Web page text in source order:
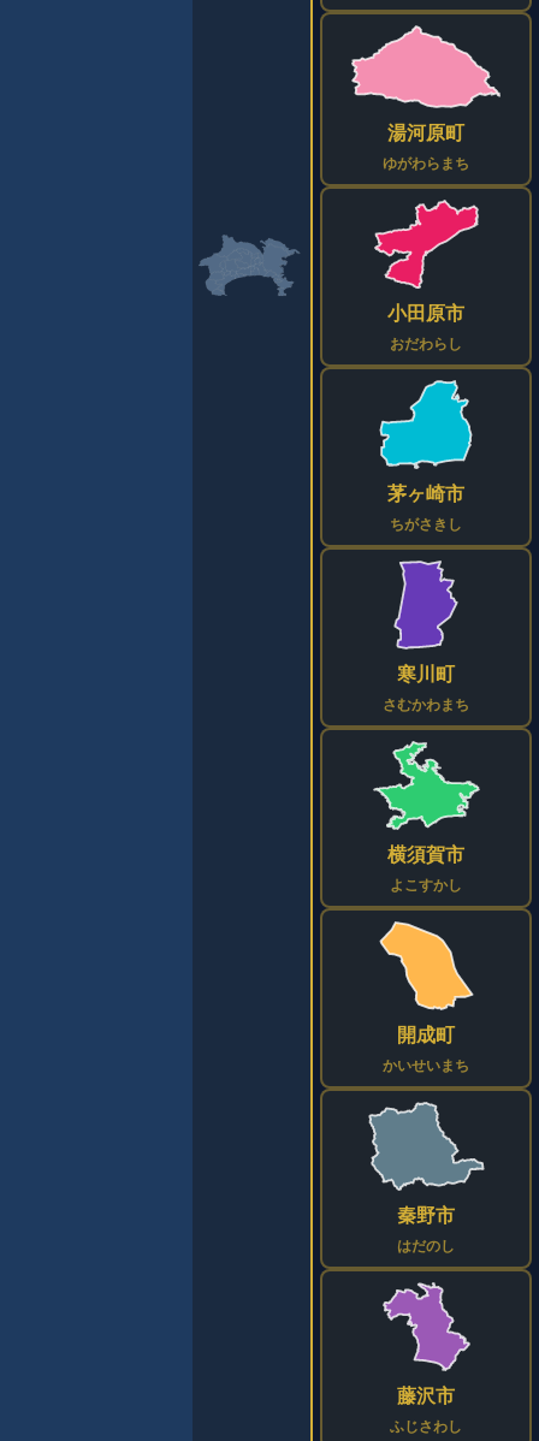
湯河原町
ゆがわらまち
小田原市
おだわらし
茅ヶ崎市
ちがさきし
寒川町
さむかわまち
横須賀市
よこすかし
開成町
かいせいまち
秦野市
はだのし
藤沢市
ふじさわし